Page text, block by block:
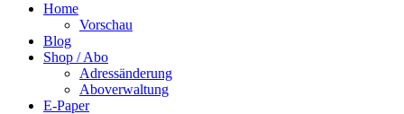
Home
Vorschau
Blog
Shop / Abo
Adressänderung
Aboverwaltung
E-Paper